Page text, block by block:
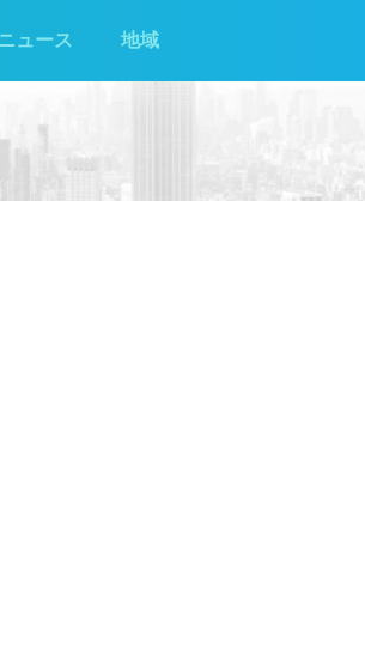
ュース 地域